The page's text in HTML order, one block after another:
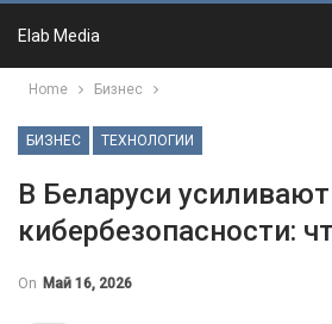
Elab Media
Home Бизнес
БИЗНЕС ТЕХНОЛОГИИ
В Беларуси
кибербезопасности:
On Май 16, 2026